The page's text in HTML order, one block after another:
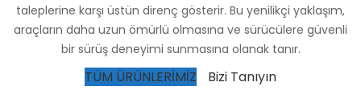
taleplerine karşı üstün direnç gösterir. Bu yenilikçi yaklaşım,
araçların daha uzun ömürlü olmasına ve sürücülere güvenli
bir sürüş deneyimi sunmasına olanak tanır.
TÜM ÜRÜNLERİMİZ Bizi Tanıyın